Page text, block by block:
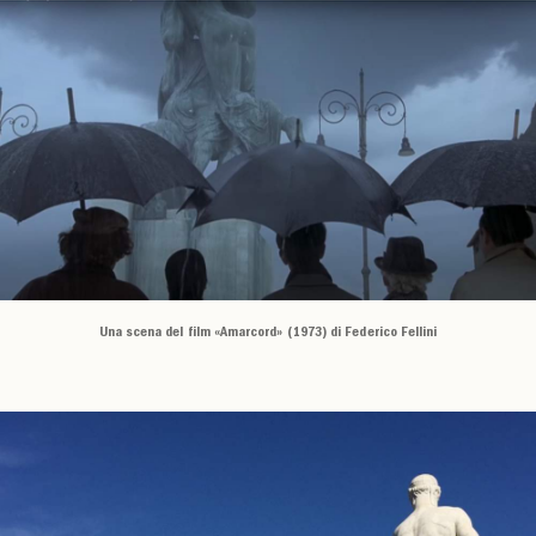
Una scena del film «Amarcord» (1973) di Federico Fellini